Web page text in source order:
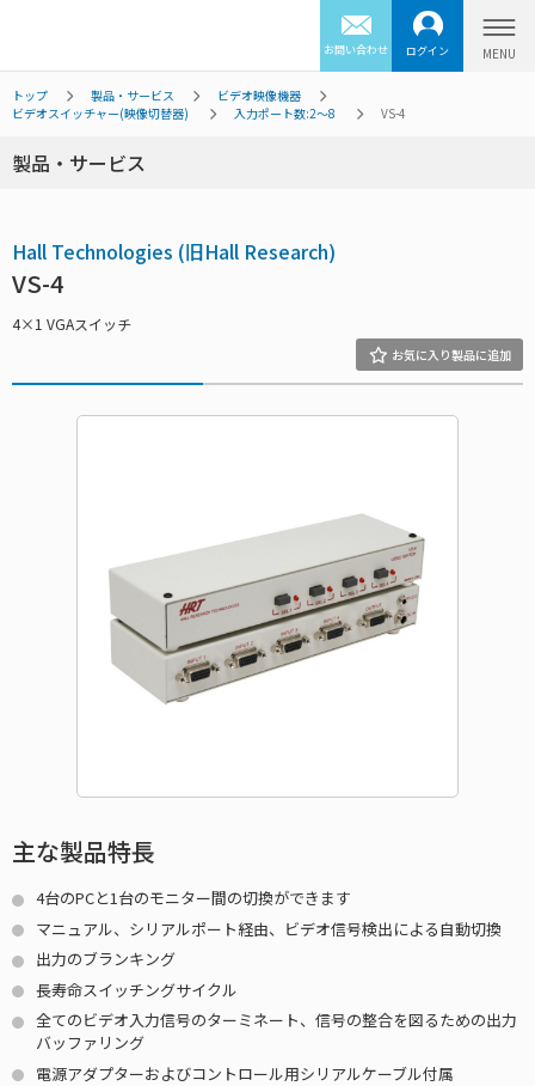
お問い合わせ ログイン
トップ 製品・サービス
ビデオ映像機器
ビデオスイッチャー(映像切替器)
入力ポート数:2～8 VS-4
製品・サービス
Hall Technologies (旧Hall Research)
VS-4
4×1 VGAスイッチ
主な製品特長
4台のPCと1台のモニター間の切換ができます
マニュアル、シリアルポート経由、ビデオ信号検出による自動切換
出力のブランキング
長寿命スイッチングサイクル
全てのビデオ入力信号のターミネート、信号の整合を図るための出力
バッファリング
電源アダプターおよびコントロール用シリアルケーブル付属